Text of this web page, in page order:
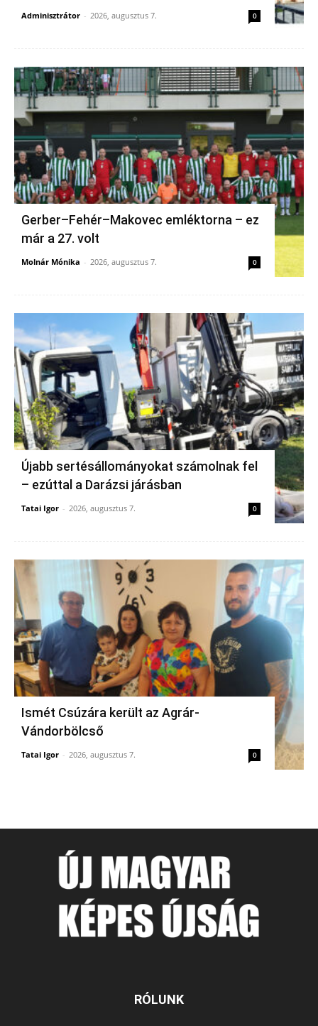
Adminisztrátor - 2026, augusztus 7. 0
Gerber–Fehér–Makovec emléktorna – ez
már a 27. volt
Molnár Mónika - 2026, augusztus 7. 0
Újabb sertésállományokat számolnak fel
– ezúttal a Darázsi járásban
Tatai Igor - 2026, augusztus 7. 0
Ismét Csúzára került az Agrár-
Vándorbölcső
Tatai Igor - 2026, augusztus 7. 0
RÓLUNK